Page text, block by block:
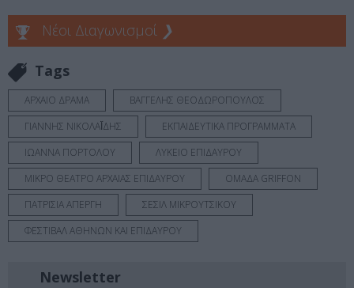
Νέοι Διαγωνισμοί ❯
Tags
ΑΡΧΑΙΟ ΔΡΑΜΑ
ΒΑΓΓΕΛΗΣ ΘΕΟΔΩΡΟΠΟΥΛΟΣ
ΓΙΑΝΝΗΣ ΝΙΚΟΛΑΪ́ΔΗΣ
ΕΚΠΑΙΔΕΥΤΙΚΑ ΠΡΟΓΡΑΜΜΑΤΑ
ΙΩΑΝΝΑ ΠΟΡΤΟΛΟΥ
ΛΥΚΕΙΟ ΕΠΙΔΑΥΡΟΥ
ΜΙΚΡΟ ΘΕΑΤΡΟ ΑΡΧΑΙΑΣ ΕΠΙΔΑΥΡΟΥ
ΟΜΑΔΑ GRIFFON
ΠΑΤΡΙΣΙΑ ΑΠΕΡΓΗ
ΣΕΣΙΛ ΜΙΚΡΟΥΤΣΙΚΟΥ
ΦΕΣΤΙΒΑΛ ΑΘΗΝΩΝ ΚΑΙ ΕΠΙΔΑΥΡΟΥ
Newsletter